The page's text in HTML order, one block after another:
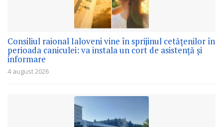
Consiliul raional Ialoveni vine în sprijinul cetățenilor în
perioada caniculei: va instala un cort de asistență și
informare
4 august 2026